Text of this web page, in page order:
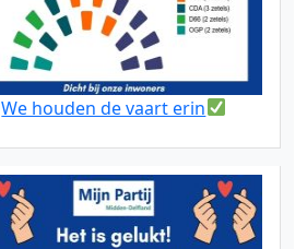
We houden de vaart erin